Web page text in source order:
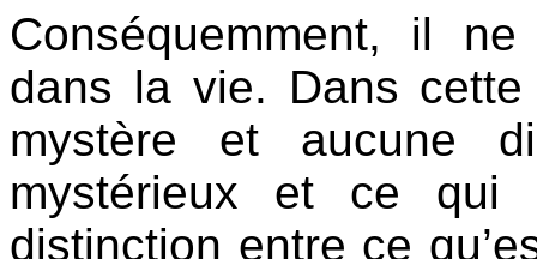
Conséquemment, il
dans la vie. Dans
mystère et aucune
mystérieux et ce qui
distinction entre ce